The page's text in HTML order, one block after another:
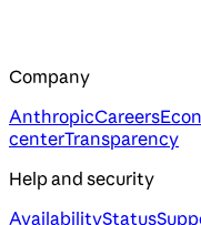
Company
AnthropicCareers
centerTransparency
Help and security
AvailabilityStatus